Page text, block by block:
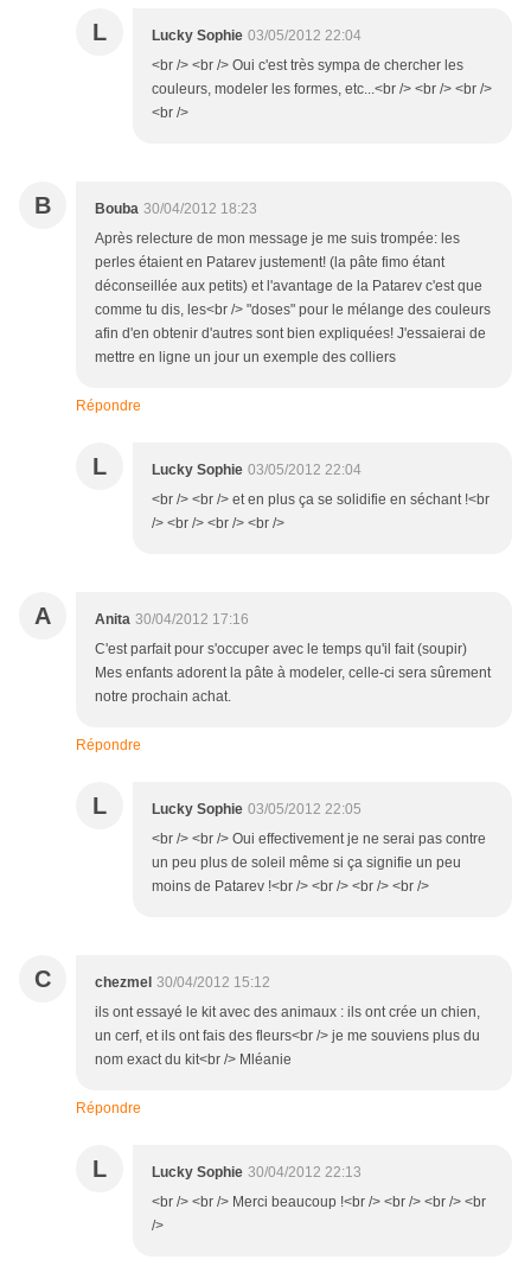
L Lucky Sophie 03/05/2012 22:04
<br /> <br /> Oui c'est très sympa de chercher les
couleurs, modeler les formes, etc...<br /> <br /> <br />
<br />
B Bouba 30/04/2012 18:23
Après relecture de mon message je me suis trompée: les
perles étaient en Patarev justement! (la pâte fimo étant
déconseillée aux petits) et l'avantage de la Patarev c'est que
comme tu dis, les<br /> "doses" pour le mélange des couleurs
afin d'en obtenir d'autres sont bien expliquées! J'essaierai de
mettre en ligne un jour un exemple des colliers
Répondre
L Lucky Sophie 03/05/2012 22:04
<br /> <br /> et en plus ça se solidifie en séchant !<br
/> <br /> <br /> <br />
A Anita 30/04/2012 17:16
C'est parfait pour s'occuper avec le temps qu'il fait (soupir)
Mes enfants adorent la pâte à modeler, celle-ci sera sûrement
notre prochain achat.
Répondre
L Lucky Sophie 03/05/2012 22:05
<br /> <br /> Oui effectivement je ne serai pas contre
un peu plus de soleil même si ça signifie un peu
moins de Patarev !<br /> <br /> <br /> <br />
C chezmel 30/04/2012 15:12
ils ont essayé le kit avec des animaux : ils ont crée un chien,
un cerf, et ils ont fais des fleurs<br /> je me souviens plus du
nom exact du kit<br /> Mléanie
Répondre
L Lucky Sophie 30/04/2012 22:13
<br /> <br /> Merci beaucoup !<br /> <br /> <br /> <br
/>